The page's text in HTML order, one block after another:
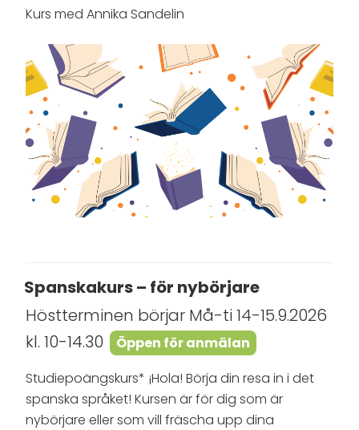
Kurs med Annika Sandelin
Spanskakurs – för nybörjare
Höstterminen börjar Må-ti 14-15.9.2026
kl. 10-14.30
Öppen för anmälan
Studiepoängskurs* ¡Hola! Börja din resa in i det
spanska språket! Kursen är för dig som är
nybörjare eller som vill fräscha upp dina